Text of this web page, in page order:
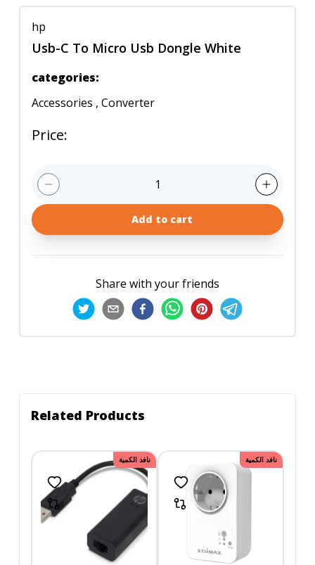
hp
Usb-C To Micro Usb Dongle White
categories:
Accessories ,Converter
Price:
1
Add to cart
Share with your friends
Related Products
نافد الكمية نافد الكمية